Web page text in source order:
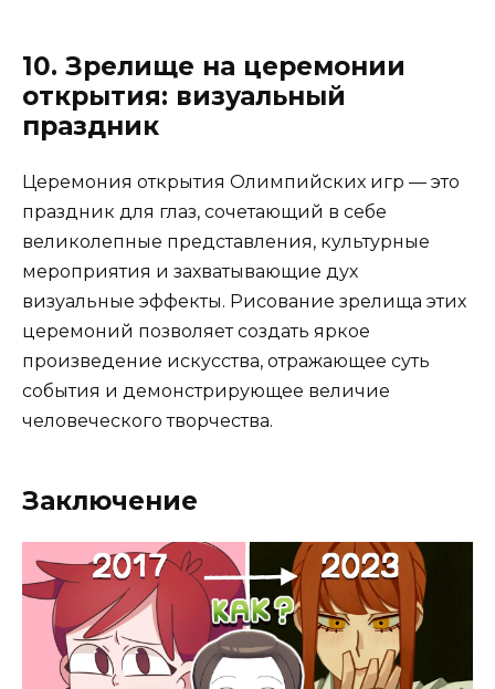
10. Зрелище на церемонии
открытия: визуальный
праздник
Церемония открытия Олимпийских игр — это
праздник для глаз, сочетающий в себе
великолепные представления, культурные
мероприятия и захватывающие дух
визуальные эффекты. Рисование зрелища этих
церемоний позволяет создать яркое
произведение искусства, отражающее суть
события и демонстрирующее величие
человеческого творчества.
Заключение